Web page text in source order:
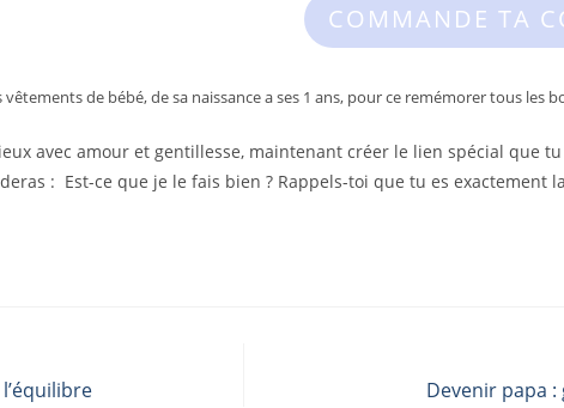
COMMANDE TA
de bébé, de sa naissance a ses 1 ans, pour ce remémorer tous les
avec amour et gentillesse, maintenant créer le lien spécial que
: Est-ce que je le fais bien ? Rappels-toi que tu es exactement
Devenir papa